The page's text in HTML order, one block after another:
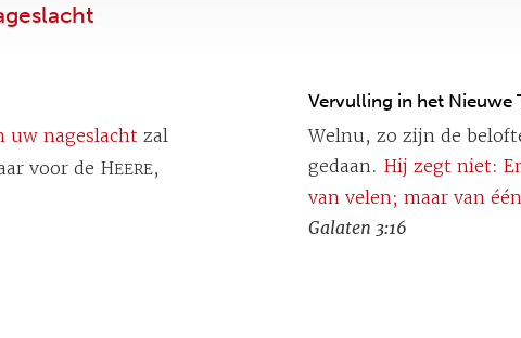
uw nageslacht zal
voor de HEERE,
Vervulling in het Nieuwe
Welnu, zo zijn de
gedaan. Hij zegt niet:
van velen; maar van
Galaten 3:16